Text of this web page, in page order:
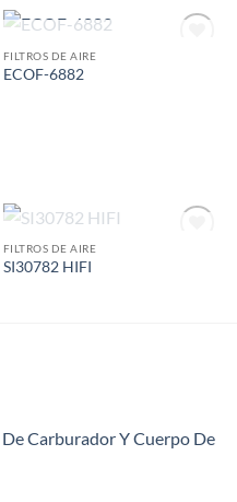
AGOTADO
FILTROS DE AIRE
ECOF-6882
AGOTADO
FILTROS DE AIRE
SI30782 HIFI
Carburador Y Cuerpo De